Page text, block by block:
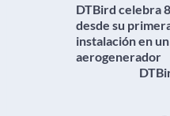
DTBird celebra
desde su
instalación en un
aerogenerador